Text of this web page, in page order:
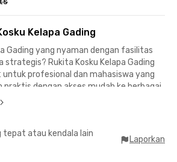
Kelapa Gading
Gading yang nyaman dengan fasilitas
strategis? Rukita Kosku Kelapa Gading
untuk profesional dan mahasiswa yang
praktis dengan akses mudah ke berbagai
Utara untuk efisiensi waktu.
Gading Pluit – 4 menit
Utara – 9 menit
tepat atau kendala lain
Laporkan